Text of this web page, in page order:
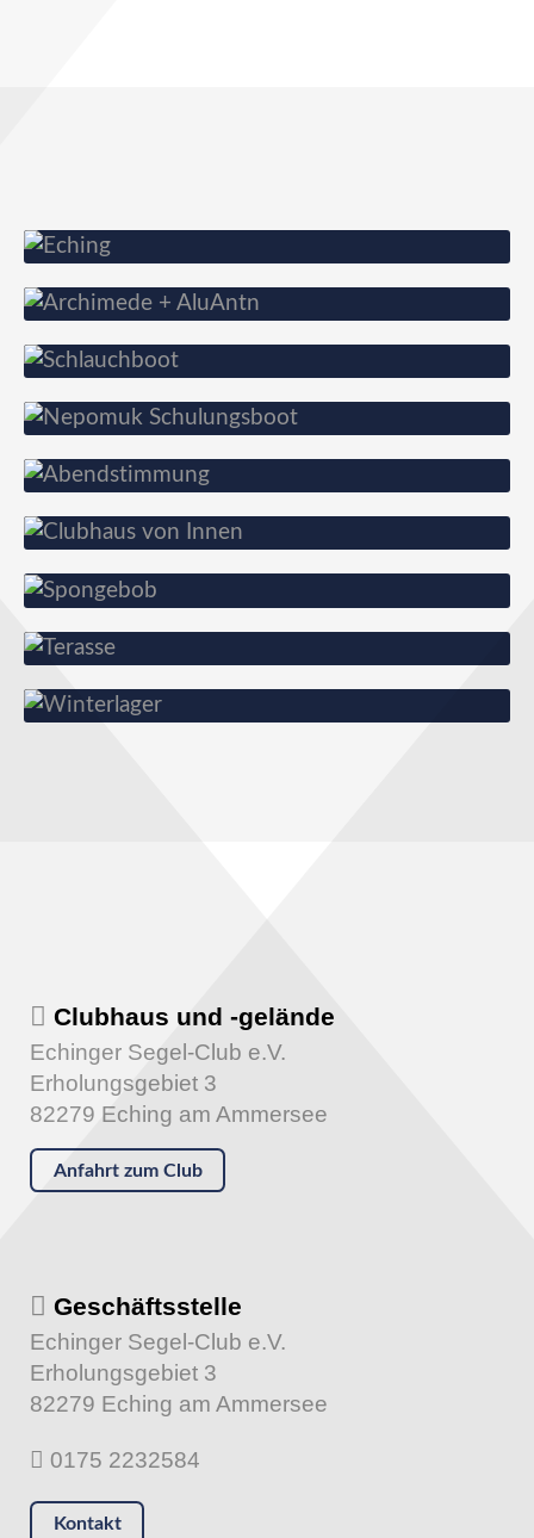
Arbeitstiere
Allrounder
Schulungsboot
Abendstimmung
Clubhaus von Innen
Taufe unseres Neuzugangs
Terasse
Winterlager
Clubhaus und -gelände
Echinger Segel-Club e.V.
Erholungsgebiet 3
82279 Eching am Ammersee
Anfahrt zum Club
Geschäftsstelle
Echinger Segel-Club e.V.
Erholungsgebiet 3
82279 Eching am Ammersee
0175 2232584
Kontakt